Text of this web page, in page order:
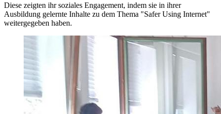
Diese zeigten ihr soziales Engagement, indem sie in ihrer
Ausbildung gelernte Inhalte zu dem Thema "Safer Using Internet"
weitergegeben haben.